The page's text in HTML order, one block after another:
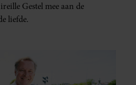
Gestel mee aan de
liefde.